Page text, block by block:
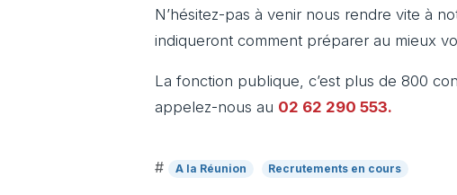
N’hésitez-pas à venir nous rendre vite à
indiqueront comment préparer au mieux
La fonction publique, c’est plus de 800
appelez-nous au 02 62 290 553.
# A la Réunion Recrutements en cours